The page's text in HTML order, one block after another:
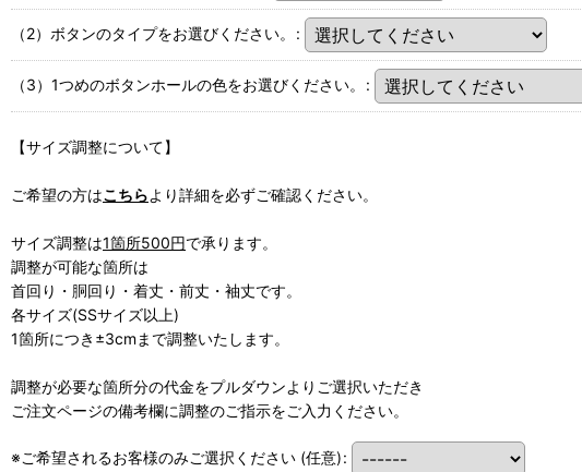
（2）ボタンのタイプをお選びください。 :
（3）1つめのボタンホールの色をお選びください。 :
【サイズ調整について】
ご希望の方はこちらより詳細を必ずご確認ください。
サイズ調整は1箇所500円で承ります。
調整が可能な箇所は
首回り・胴回り・着丈・前丈・袖丈です。
各サイズ(SSサイズ以上)
1箇所につき±3cmまで調整いたします。
調整が必要な箇所分の代金をプルダウンよりご選択いただき
ご注文ページの備考欄に調整のご指示をご入力ください。
※ご希望されるお客様のみご選択ください (任意):